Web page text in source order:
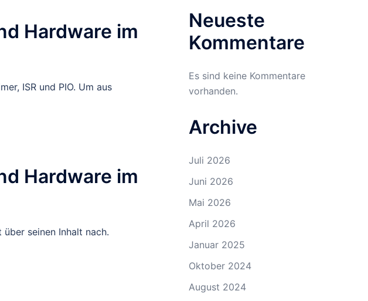
Hardware im
ISR und PIO. Um aus
Hardware im
seinen Inhalt nach.
Neueste
Kommentare
Es sind keine Kommentare
vorhanden.
Archive
Juli 2026
Juni 2026
Mai 2026
April 2026
Januar 2025
Oktober 2024
August 2024